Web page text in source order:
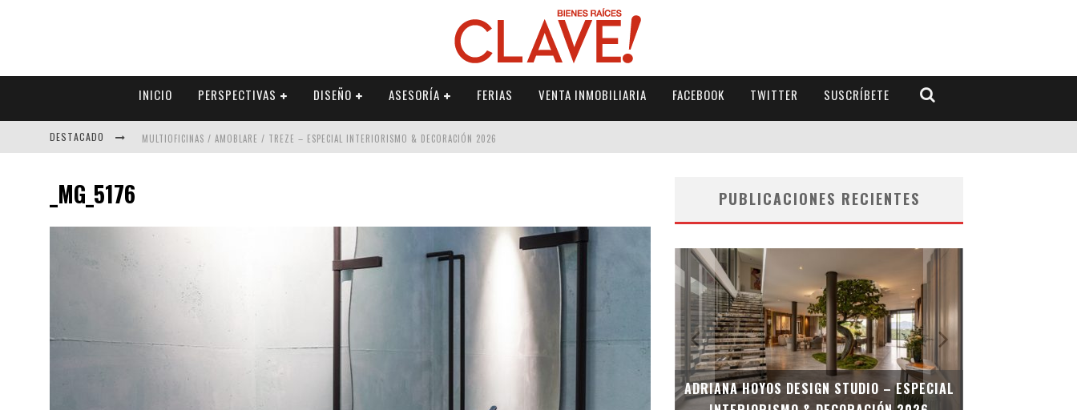
INICIO PERSPECTIVAS DISEÑO ASESORÍA FERIAS VENTA INMOBILIARIA FACEBOOK TWITTER SUSCRÍBETE
DESTACADO MULTIOFICINAS / AMOBLARE / TREZE – ESPECIAL INTERIORISMO & DECORACIÓN 2026
ADRIANA HOYOS DESIGN STUDIO – ESPECIAL INTERIORISMO & DECORACIÓN 2026
_MG_5176 PUBLICACIONES RECIENTES
MUBB DESIGN STUDIO – ESPECIAL
ADRIANA HOYOS DESIGN STUDIO – ESPECIAL